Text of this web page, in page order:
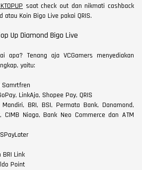
saat check out dan nikmati cashback
Koin Bigo Live pakai QRIS.
Up Diamond Bigo Live
apa? Tenang aja VCGamers menyediakan
yaitu:
Samrtfren
LinkAja, Shopee Pay, QRIS
BRI, BSI, Permata Bank, Danamond,
CIMB Niaga, Bank Neo Commerce dan ATM
Link
Point